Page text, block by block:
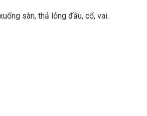
sàn, thả lỏng đầu, cổ, vai.